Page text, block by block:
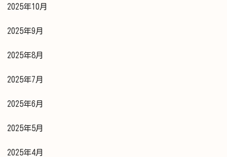
2025年10月
2025年9月
2025年8月
2025年7月
2025年6月
2025年5月
2025年4月